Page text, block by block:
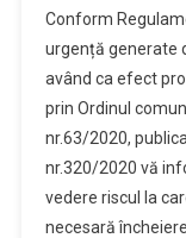
Conform
urgență generate
având ca efect
prin Ordinul
nr.63/2020,
nr.320/2020 vă
vedere riscul la
necesară